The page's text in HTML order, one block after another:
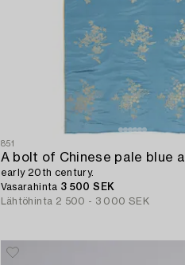
851
early 20th century.
Vasarahinta 3 500 SEK
Lähtöhinta 2 500 - 3 000 SEK